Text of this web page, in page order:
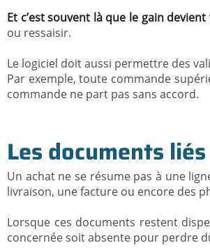
Et c’est souvent là que le gain devient
ou ressaisir.
Le logiciel doit aussi permettre des
Par exemple, toute commande
commande ne part pas sans accord.
Les documents
Un achat ne se résume pas à une
livraison, une facture ou encore des
Lorsque ces documents restent
concernée soit absente pour perdre